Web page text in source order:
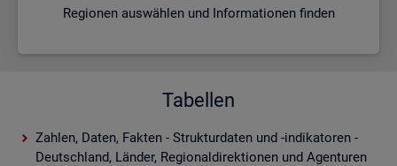
Regionen auswählen und Informationen finden
Tabellen
Zahlen, Daten, Fakten - Strukturdaten und -indikatoren -
Deutschland, Länder, Regionaldirektionen und Agenturen